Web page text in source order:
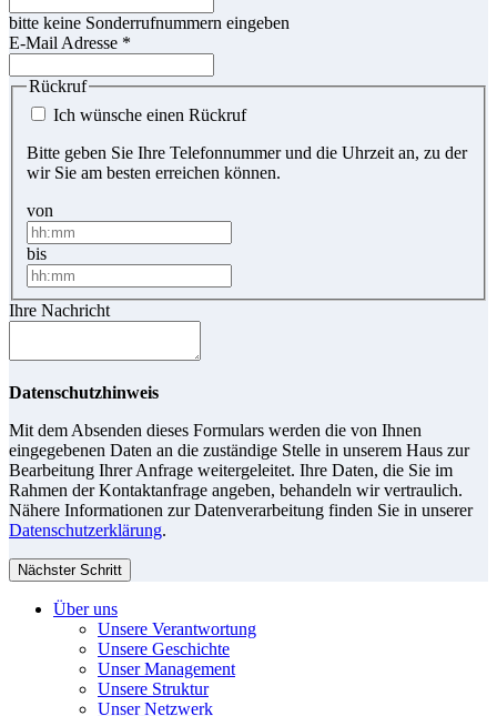
bitte keine Sonderrufnummern eingeben
E-Mail Adresse *
Rückruf
Ich wünsche einen Rückruf
Bitte geben Sie Ihre Telefonnummer und die Uhrzeit an, zu der
wir Sie am besten erreichen können.
von
bis
Ihre Nachricht
Datenschutzhinweis
Mit dem Absenden dieses Formulars werden die von Ihnen
eingegebenen Daten an die zuständige Stelle in unserem Haus zur
Bearbeitung Ihrer Anfrage weitergeleitet. Ihre Daten, die Sie im
Rahmen der Kontaktanfrage angeben, behandeln wir vertraulich.
Nähere Informationen zur Datenverarbeitung finden Sie in unserer
Datenschutzerklärung.
Nächster Schritt
Über uns
Unsere Verantwortung
Unsere Geschichte
Unser Management
Unsere Struktur
Unser Netzwerk